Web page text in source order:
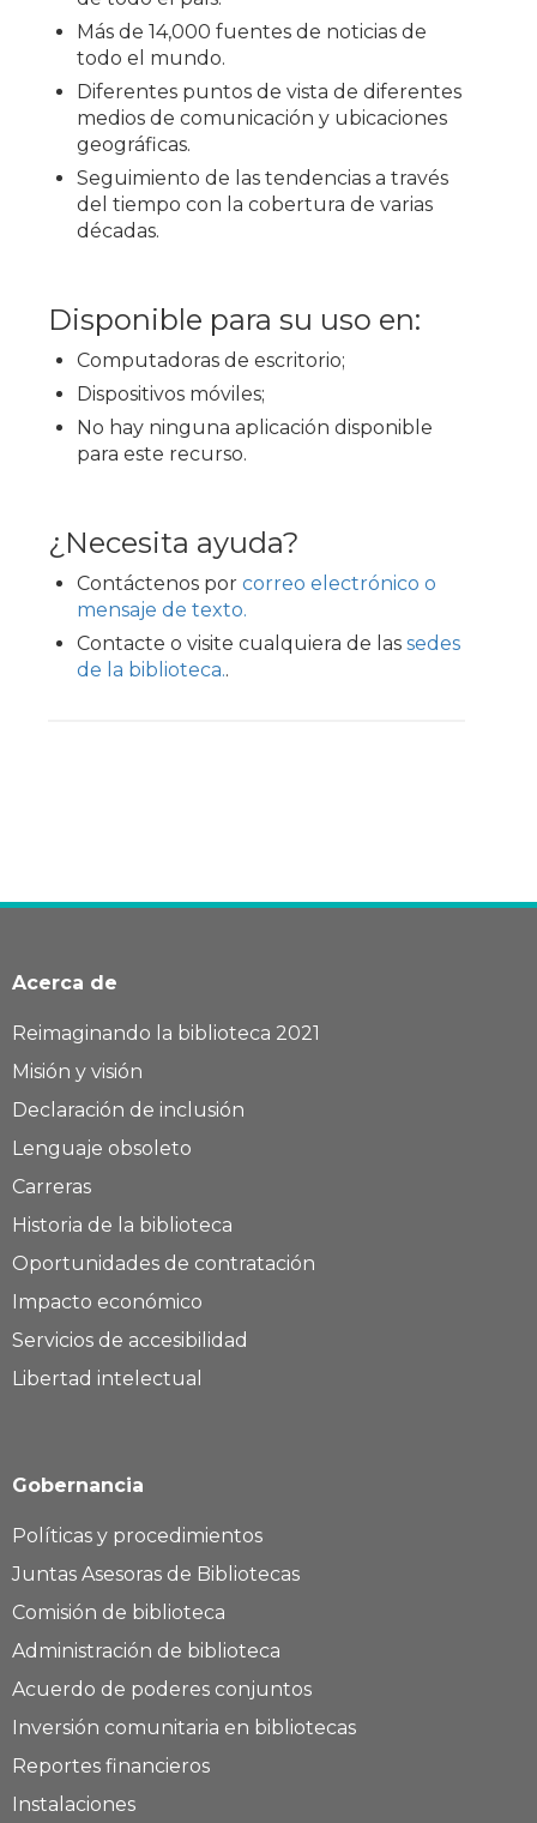
Más de 14,000 fuentes de noticias de
todo el mundo.
Diferentes puntos de vista de diferentes
medios de comunicación y ubicaciones
geográficas.
Seguimiento de las tendencias a través
del tiempo con la cobertura de varias
décadas.
Disponible para su uso en:
Computadoras de escritorio;
Dispositivos móviles;
No hay ninguna aplicación disponible
para este recurso.
¿Necesita ayuda?
Contáctenos por correo electrónico o
mensaje de texto.
Contacte o visite cualquiera de las sedes
de la biblioteca..
Acerca de
Reimaginando la biblioteca 2021
Misión y visión
Declaración de inclusión
Lenguaje obsoleto
Carreras
Historia de la biblioteca
Oportunidades de contratación
Impacto económico
Servicios de accesibilidad
Libertad intelectual
Gobernancia
Políticas y procedimientos
Juntas Asesoras de Bibliotecas
Comisión de biblioteca
Administración de biblioteca
Acuerdo de poderes conjuntos
Inversión comunitaria en bibliotecas
Reportes financieros
Instalaciones